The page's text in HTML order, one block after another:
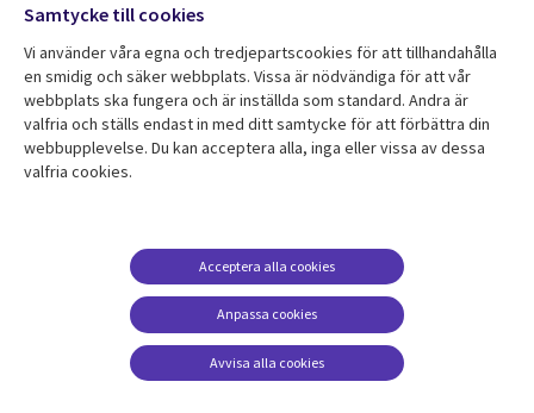
Resurscenter
SWEDEN
SWEDEN
dataskydd
Accessibility
Terms of Use
Hantering av cookies
Följ oss
Social
Media
SWEDEN
Samtycke till cookies
Vi använder våra egna och tredjepartscookies för att tillhandahålla
en smidig och säker webbplats. Vissa är nödvändiga för att vår
webbplats ska fungera och är inställda som standard. Andra är
valfria och ställs endast in med ditt samtycke för att förbättra din
webbupplevelse. Du kan acceptera alla, inga eller vissa av dessa
valfria cookies.
Anpassa cookies
Acceptera alla cookies
Avvisa alla cookies